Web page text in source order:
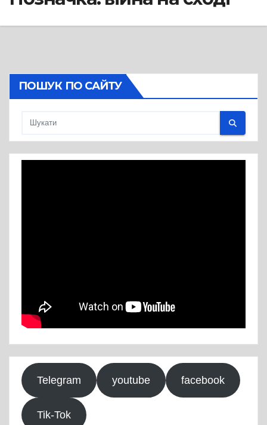
ПОШУК ПО САЙТУ
Telegram youtube facebook
Tik-Tok